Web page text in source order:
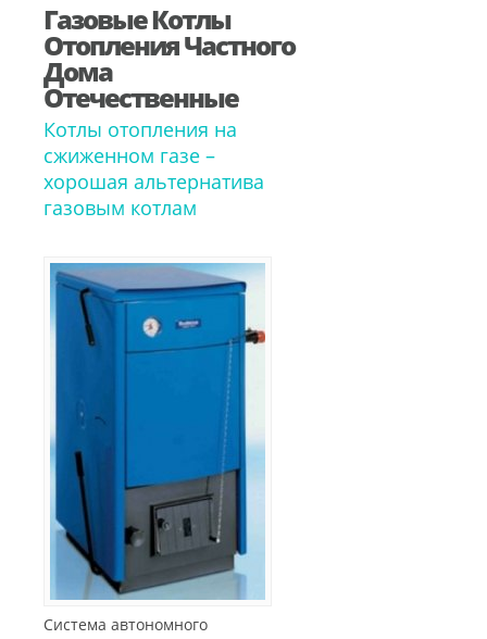
Газовые Котлы
Отопления Частного
Дома
Отечественные
Котлы отопления на
сжиженном газе –
хорошая альтернатива
газовым котлам
Система автономного